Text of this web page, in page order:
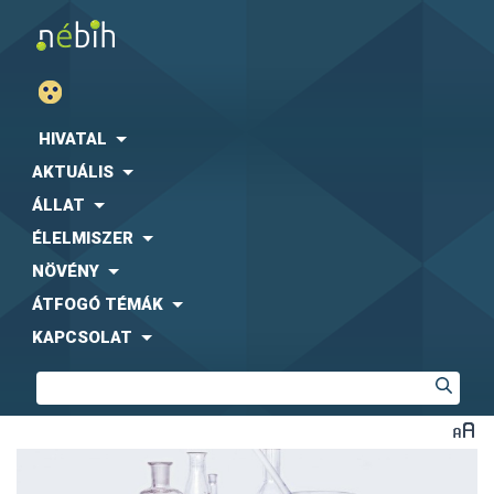
HIVATAL
AKTUÁLIS
ÁLLAT
ÉLELMISZER
NÖVÉNY
ÁTFOGÓ TÉMÁK
KAPCSOLAT